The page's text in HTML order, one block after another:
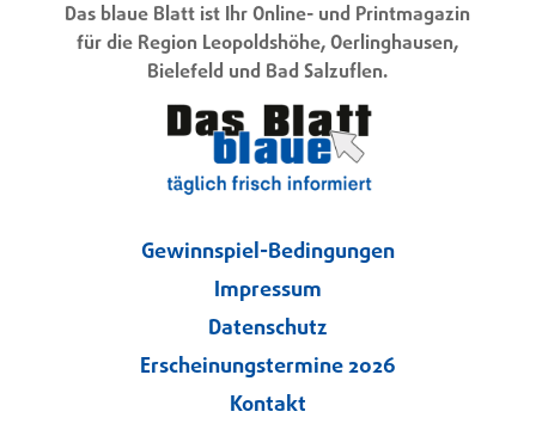
Das blaue Blatt ist Ihr Online- und Printmagazin
für die Region Leopoldshöhe, Oerlinghausen,
Bielefeld und Bad Salzuflen.
Gewinnspiel-Bedingungen
Impressum
Datenschutz
Erscheinungstermine 2026
Kontakt